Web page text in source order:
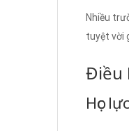
Nhiều
tuyệt vời
Điều
Học